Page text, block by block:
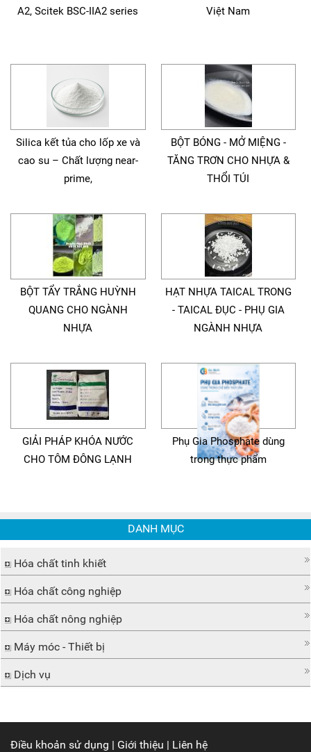
A2, Scitek BSC-IIA2 series
Việt Nam
Silica kết tủa cho lốp xe và
cao su – Chất lượng near-
prime,
BỘT BÓNG - MỞ MIỆNG -
TĂNG TRƠN CHO NHỰA &
THỔI TÚI
BỘT TẨY TRẮNG HUỲNH
QUANG CHO NGÀNH
NHỰA
HẠT NHỰA TAICAL TRONG
- TAICAL ĐỤC - PHỤ GIA
NGÀNH NHỰA
GIẢI PHÁP KHÓA NƯỚC
CHO TÔM ĐÔNG LẠNH
Phụ Gia Phosphate dùng
trong thực phẩm
DANH MỤC
Hóa chất tinh khiết
Hóa chất công nghiệp
Hóa chất nông nghiệp
Máy móc - Thiết bị
Dịch vụ
Điều khoản sử dụng | Giới thiệu | Liên hệ